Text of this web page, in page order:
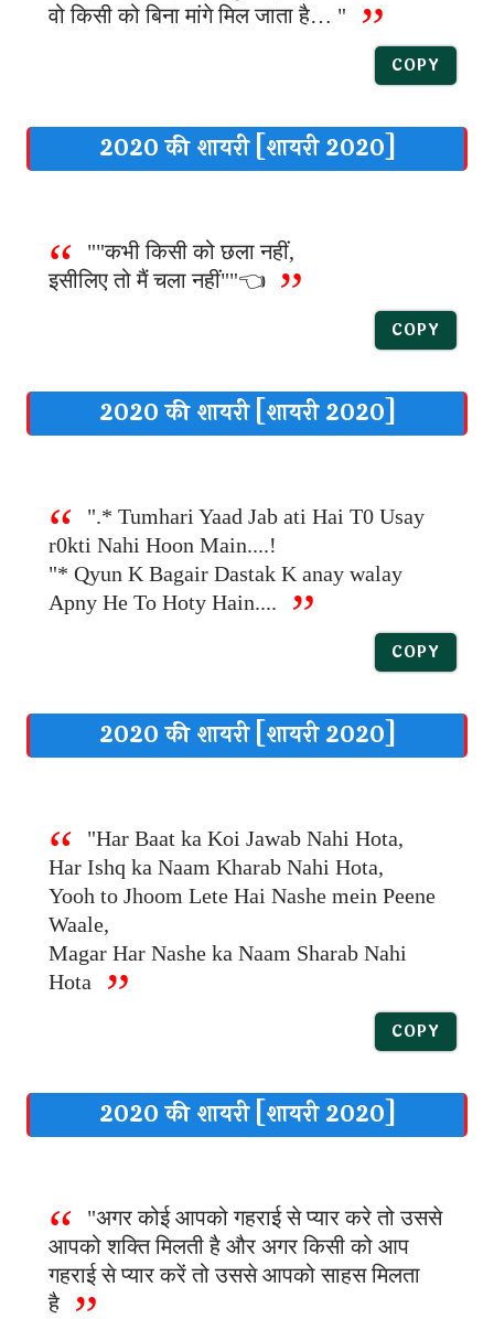
वो किसी को बिना मांगे मिल जाता है… "
COPY
2020 की शायरी [शायरी 2020]
""कभी किसी को छला नहीं,
इसीलिए तो मैं चला नहीं""👈
COPY
2020 की शायरी [शायरी 2020]
".* Tumhari Yaad Jab ati Hai T0 Usay
r0kti Nahi Hoon Main....!
"* Qyun K Bagair Dastak K anay walay
Apny He To Hoty Hain....
COPY
2020 की शायरी [शायरी 2020]
"Har Baat ka Koi Jawab Nahi Hota,
Har Ishq ka Naam Kharab Nahi Hota,
Yooh to Jhoom Lete Hai Nashe mein Peene
Waale,
Magar Har Nashe ka Naam Sharab Nahi
Hota
COPY
2020 की शायरी [शायरी 2020]
"अगर कोई आपको गहराई से प्यार करे तो उससे
आपको शक्ति मिलती है और अगर किसी को आप
गहराई से प्यार करें तो उससे आपको साहस मिलता
है